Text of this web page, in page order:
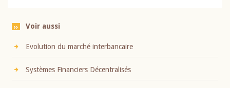
Voir aussi
Evolution du marché interbancaire
Systèmes Financiers Décentralisés